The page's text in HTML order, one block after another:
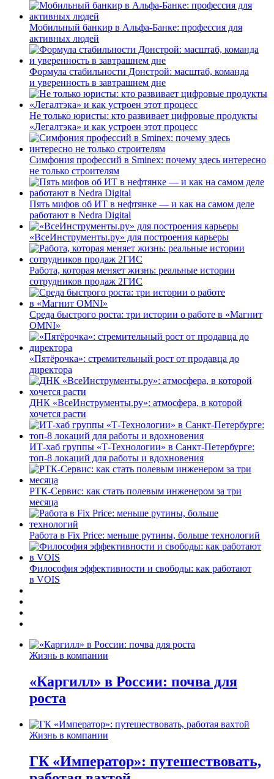
Мобильный банкир в Альфа-Банке: профессия для
активных людей
Формула стабильности Донстрой: масштаб, команда
и уверенность в завтрашнем дне
Не только юристы: кто развивает цифровые продукты
«Легалтэка» и как устроен этот процесс
Симфония профессий в Sminex: почему здесь интересно
не только строителям
Пять мифов об ИТ в нефтянке — и как на самом деле
работают в Nedra Digital
«ВсеИнструменты.ру» для построения карьеры
Работа, которая меняет жизнь: реальные истории
сотрудников продаж 2ГИС
Среда быстрого роста: три истории о работе в «Магнит
OMNI»
«Пятёрочка»: стремительный рост от продавца до
директора
ДНК «ВсеИнструменты.ру»: атмосфера, в которой
хочется расти
ИТ-хаб группы «Т-Технологии» в Санкт-Петербурге:
топ-8 локаций для работы и вдохновения
РТК-Сервис: как стать полевым инженером за три
месяца
Работа в Fix Price: меньше рутины, больше технологий
Философия эффективности и свободы: как работают
в VOIS
Жизнь в компании
«Каргилл» в России: почва для
роста
Жизнь в компании
ГК «Император»: путешествовать,